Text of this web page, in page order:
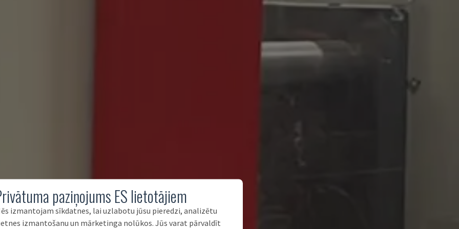
paziņojums ES lietotājiem
izmantojam sīkdatnes, lai uzlabotu jūsu pieredzi, analizētu
izmantošanu un mārketinga nolūkos. Jūs varat pārvaldīt